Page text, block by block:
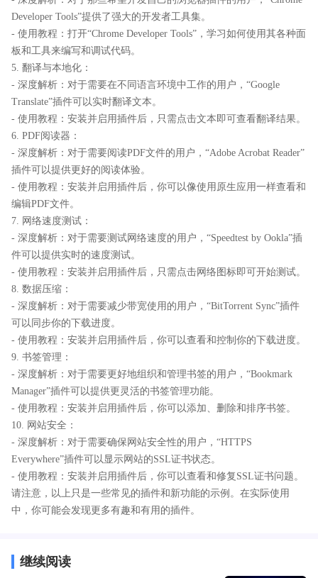
Developer Tools”提供了强大的开发者工具集。
- 使用教程：打开“Chrome Developer Tools”，学习如何使用其各种面
板和工具来编写和调试代码。
5. 翻译与本地化：
- 深度解析：对于需要在不同语言环境中工作的用户，“Google
Translate”插件可以实时翻译文本。
- 使用教程：安装并启用插件后，只需点击文本即可查看翻译结果。
6. PDF阅读器：
- 深度解析：对于需要阅读PDF文件的用户，“Adobe Acrobat Reader”
插件可以提供更好的阅读体验。
- 使用教程：安装并启用插件后，你可以像使用原生应用一样查看和
编辑PDF文件。
7. 网络速度测试：
- 深度解析：对于需要测试网络速度的用户，“Speedtest by Ookla”插
件可以提供实时的速度测试。
- 使用教程：安装并启用插件后，只需点击网络图标即可开始测试。
8. 数据压缩：
- 深度解析：对于需要减少带宽使用的用户，“BitTorrent Sync”插件
可以同步你的下载进度。
- 使用教程：安装并启用插件后，你可以查看和控制你的下载进度。
9. 书签管理：
- 深度解析：对于需要更好地组织和管理书签的用户，“Bookmark
Manager”插件可以提供更灵活的书签管理功能。
- 使用教程：安装并启用插件后，你可以添加、删除和排序书签。
10. 网站安全：
- 深度解析：对于需要确保网站安全性的用户，“HTTPS
Everywhere”插件可以显示网站的SSL证书状态。
- 使用教程：安装并启用插件后，你可以查看和修复SSL证书问题。
请注意，以上只是一些常见的插件和新功能的示例。在实际使用
中，你可能会发现更多有趣和有用的插件。
继续阅读